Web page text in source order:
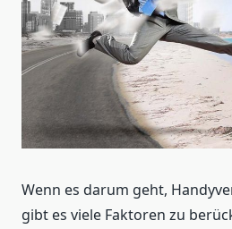
Wenn es darum geht,
gibt es viele Faktoren zu